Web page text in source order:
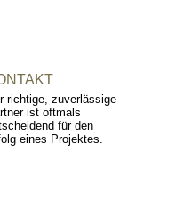
richtige, zuverlässige
ist oftmals
für den
eines Projektes.